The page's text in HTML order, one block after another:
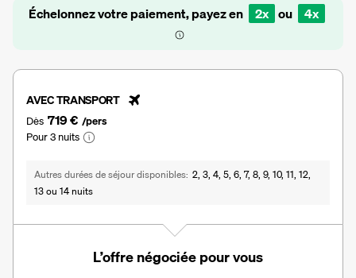
Échelonnez votre paiement, payez en 2x ou 4x
AVEC TRANSPORT
Dès 719 € /pers
Pour 3 nuits
Autres durées de séjour disponibles 2, 3, 4, 5, 6, 7, 8, 9, 10, 11, 12,
13 ou 14 nuits
L’offre négociée pour vous